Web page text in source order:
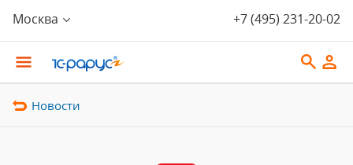
Москва +7 (495) 231-20-02
Новости